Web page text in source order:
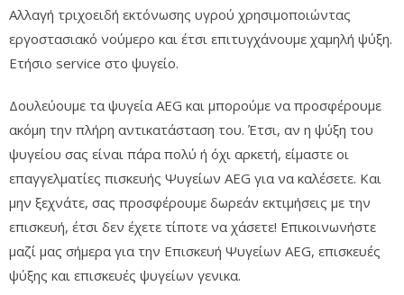
Αλλαγή τριχοειδή εκτόνωσης υγρού χρησιμοποιώντας
εργοστασιακό νούμερο και έτσι επιτυγχάνουμε χαμηλή ψύξη.
Ετήσιο service στο ψυγείο.
Δουλεύουμε τα ψυγεία AEG και μπορούμε να προσφέρουμε
ακόμη την πλήρη αντικατάσταση του. Έτσι, αν η ψύξη του
ψυγείου σας είναι πάρα πολύ ή όχι αρκετή, είμαστε οι
επαγγελματίες πισκευής Ψυγείων AEG για να καλέσετε. Και
μην ξεχνάτε, σας προσφέρουμε δωρεάν εκτιμήσεις με την
επισκευή, έτσι δεν έχετε τίποτε να χάσετε! Επικοινωνήστε
μαζί μας σήμερα για την Επισκευή Ψυγείων AEG, επισκευές
ψύξης και επισκευές ψυγείων γενικα.